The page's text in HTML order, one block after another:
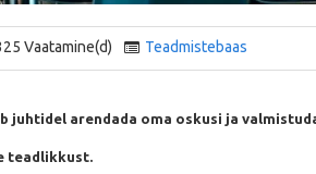
Vaatamine(d) Teadmistebaas
arendada oma oskusi ja
teadlikkust.